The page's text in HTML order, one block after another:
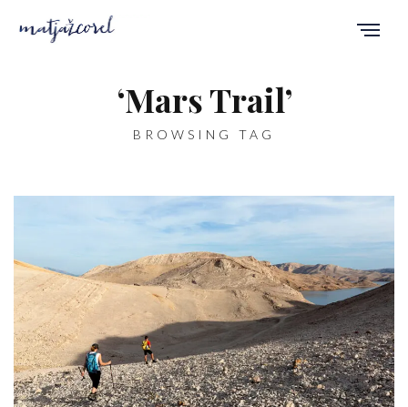
‘Mars Trail’
BROWSING TAG